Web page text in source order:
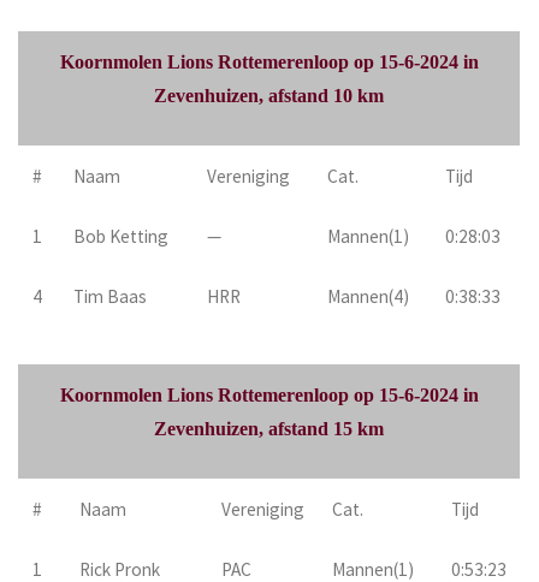
Koornmolen Lions Rottemerenloop op 15-6-2024 in
Zevenhuizen, afstand 10 km
# Naam Vereniging Cat. Tijd
1 Bob Ketting — Mannen(1) 0:28:03
4 Tim Baas HRR Mannen(4) 0:38:33
Koornmolen Lions Rottemerenloop op 15-6-2024 in
Zevenhuizen, afstand 15 km
# Naam Vereniging Cat. Tijd
1 Rick Pronk PAC Mannen(1) 0:53:23